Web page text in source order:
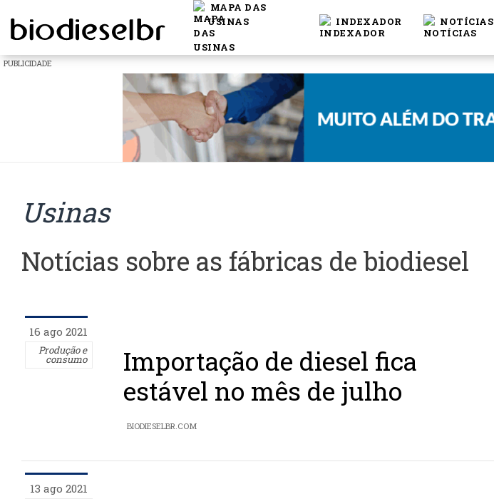
MAPA DAS
USINAS
INDEXADOR NOTÍCIAS
PUBLICIDADE
Usinas
Notícias sobre as fábricas de biodiesel
16 ago 2021
Produção e
consumo
Importação de diesel fica
estável no mês de julho
BIODIESELBR.COM
13 ago 2021